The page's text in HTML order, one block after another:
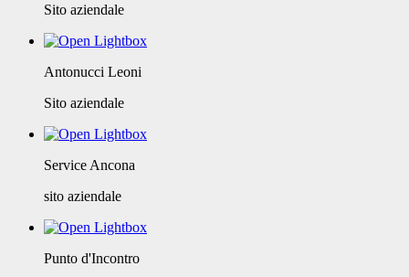
Sito aziendale
Antonucci Leoni
Sito aziendale
Service Ancona
sito aziendale
Punto d'Incontro